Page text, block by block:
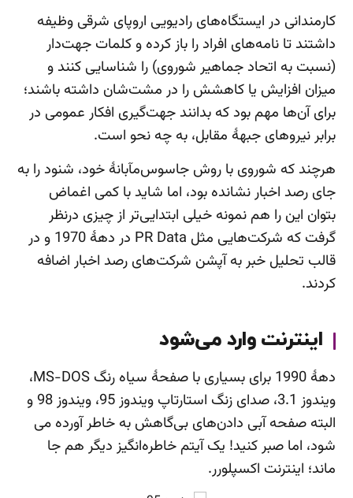
کارمندانی در ایستگاه‌های رادیویی اروپای شرقی وظیفه
داشتند تا نامه‌های افراد را باز کرده و کلمات جهت‌دار
(نسبت به اتحاد جماهیر شوروی) را شناسایی کنند و
میزان افزایش یا کاهشش را در مشت‌شان داشته باشند؛
برای آن‌ها مهم بود که بدانند جهت‌گیری افکار عمومی در
برابر نیروهای جبهۀ مقابل، به چه نحو است.
هرچند که شوروی با روش جاسوس‌مآبانۀ خود، شنود را به
جای رصد اخبار نشانده بود، اما شاید با کمی اغماض
بتوان این را هم نمونه خیلی ابتدایی‌تر از چیزی درنظر
گرفت که شرکت‌هایی مثل PR Data در دهۀ 1970 و در
قالب تحلیل خبر به آپشن شرکت‌های رصد اخبار اضافه
کردند.
اینترنت وارد می‌شود
دهۀ 1990 برای بسیاری با صفحۀ سیاه رنگ MS-DOS،
ویندوز 3.1، صدای زنگ استارتاپ ویندوز 95، ویندوز 98 و
البته صفحه آبی دادن‌های بی‌گاهش به خاطر آورده می
شود، اما صبر کنید! یک آیتم خاطره‌انگیز دیگر هم جا
ماند؛ اینترنت اکسپلورر.